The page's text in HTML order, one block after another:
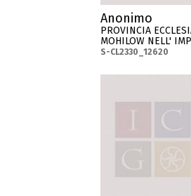
Anonimo
PROVINCIA
MOHILOW NELL'
S-CL2330_12620